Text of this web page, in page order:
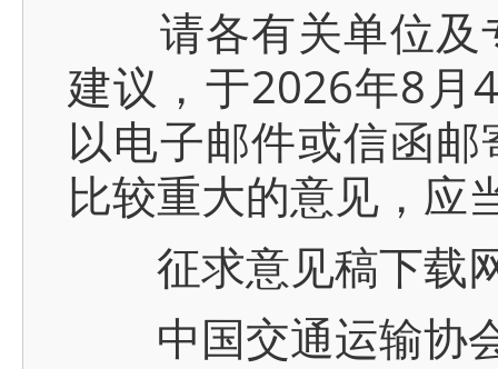
请各有关单位及
建议，于2026年8月
以电子邮件或信函
比较重大的意见，应
征求意见稿下载
中国交通运输协